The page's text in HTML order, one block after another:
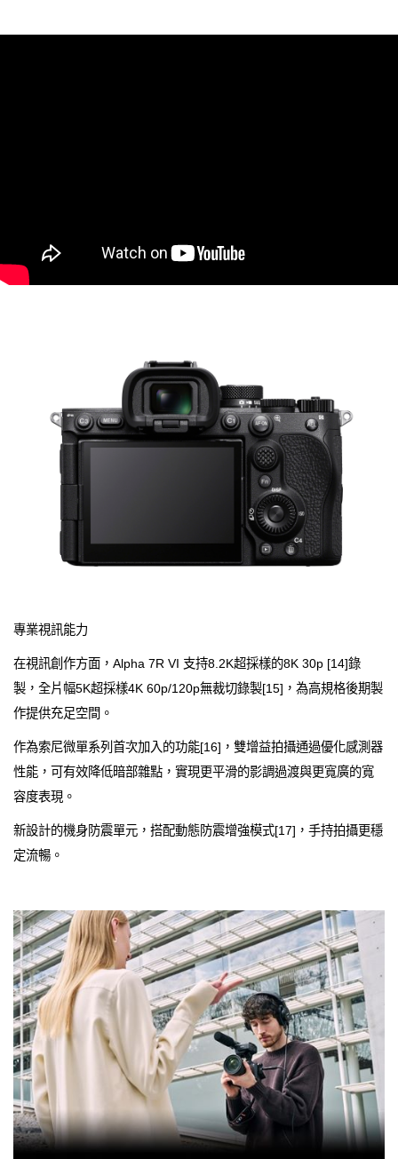
專業視訊能力
在視訊創作方面，Alpha 7R VI 支持8.2K超採樣的8K 30p [14]錄
製，全片幅5K超採樣4K 60p/120p無裁切錄製[15]，為高規格後期製
作提供充足空間。
作為索尼微單系列首次加入的功能[16]，雙增益拍攝通過優化感測器
性能，可有效降低暗部雜點，實現更平滑的影調過渡與更寬廣的寬
容度表現。
新設計的機身防震單元，搭配動態防震增強模式[17]，手持拍攝更穩
定流暢。